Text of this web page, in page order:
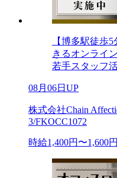
【博多駅徒歩
きるオンライ
若手スタッフ
08月06日UP
株式会社Chain
3/FKOCC1072
時給1,400円〜1,600円